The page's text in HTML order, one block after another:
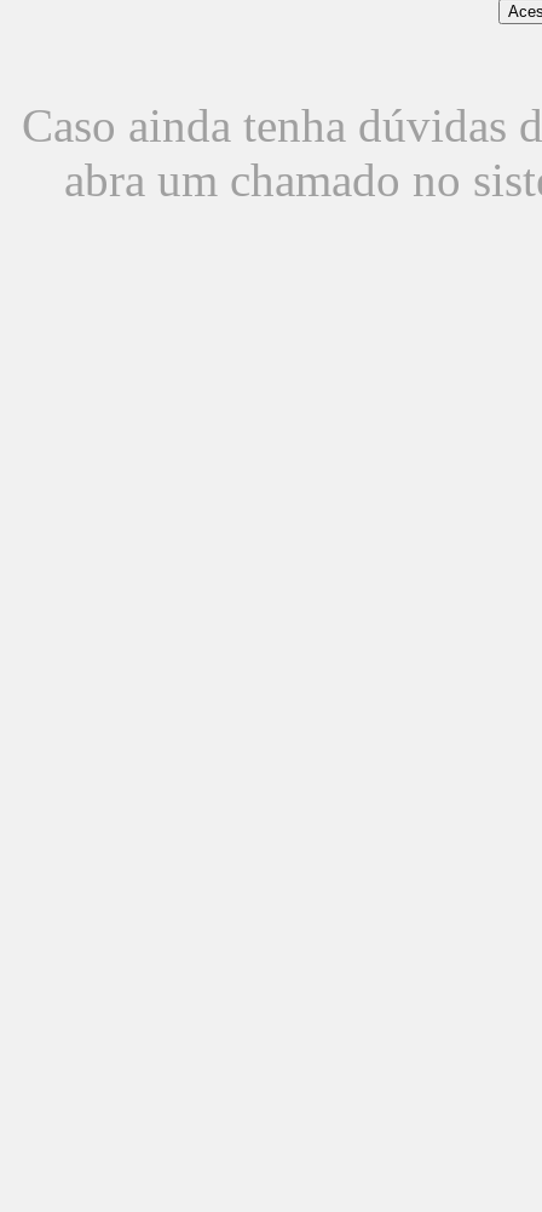
Caso ainda tenha dúvidas
abra um chamado no